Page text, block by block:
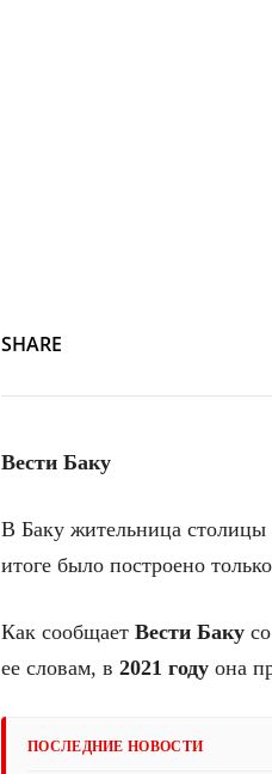
SHARE
Вести Баку
В Баку жительница столицы
итоге было построено
Как сообщает Вести Баку
ее словам, в 2021 году она
ПОСЛЕДНИЕ НОВОСТИ